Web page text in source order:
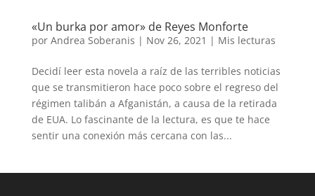
«Un burka por amor» de Reyes Monforte
por Andrea Soberanis | Nov 26, 2021 | Mis lecturas
Decidí leer esta novela a raíz de las terribles noticias
que se transmitieron hace poco sobre el regreso del
régimen talibán a Afganistán, a causa de la retirada
de EUA. Lo fascinante de la lectura, es que te hace
sentir una conexión más cercana con las...